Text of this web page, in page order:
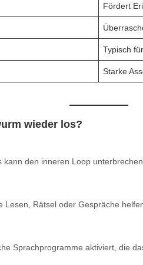
Fördert
Typisch
Starke
wieder los?
den inneren Loop
Lesen, Rätsel oder Gespräche
Sprachprogramme aktiviert, die